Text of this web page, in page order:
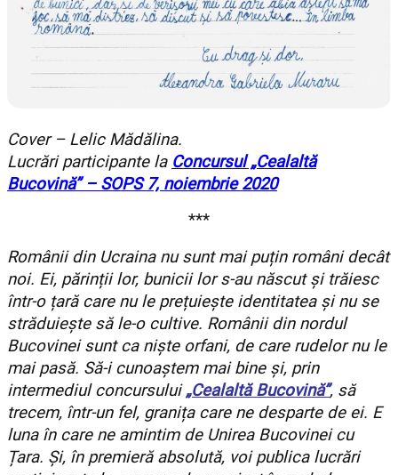
Cover – Lelic Mădălina.
Lucrări participante la Concursul „Cealaltă
Bucovină” – SOPS 7, noiembrie 2020
***
Românii din Ucraina nu sunt mai puțin români decât
noi. Ei, părinții lor, bunicii lor s-au născut și trăiesc
într-o țară care nu le prețuiește identitatea și nu se
străduiește să le-o cultive. Românii din nordul
Bucovinei sunt ca niște orfani, de care rudelor nu le
mai pasă. Să-i cunoaștem mai bine și, prin
intermediul concursului „Cealaltă Bucovină”, să
trecem, într-un fel, granița care ne desparte de ei. E
luna în care ne amintim de Unirea Bucovinei cu
Țara. Și, în premieră absolută, voi publica lucrări